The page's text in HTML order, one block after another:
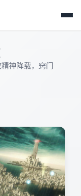
神降载，窍门